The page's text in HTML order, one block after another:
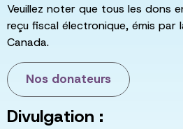
Veuillez noter que tous les dons
reçu fiscal électronique, émis par
Canada.
Nos donateurs
Divulgation :